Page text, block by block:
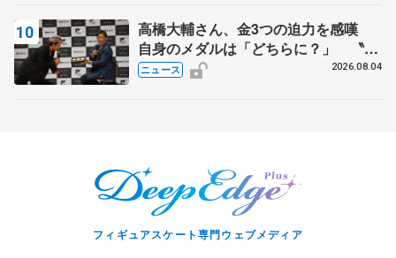
高橋大輔さん、金3つの迫力を感嘆
自身のメダルは「どちらに？」 〝リ
ス兄弟〟オリンピック3連覇の野村忠
ニュース 2026.08.04
フィギュアスケート専門ウェブメディア